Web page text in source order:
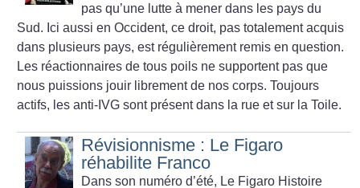
pas qu’une lutte à mener dans les pays du
Sud. Ici aussi en Occident, ce droit, pas totalement acquis
dans plusieurs pays, est régulièrement remis en question.
Les réactionnaires de tous poils ne supportent pas que
nous puissions jouir librement de nos corps. Toujours
actifs, les anti-IVG sont présent dans la rue et sur la Toile.
Révisionnisme : Le Figaro
réhabilite Franco
Dans son numéro d’été, Le Figaro Histoire